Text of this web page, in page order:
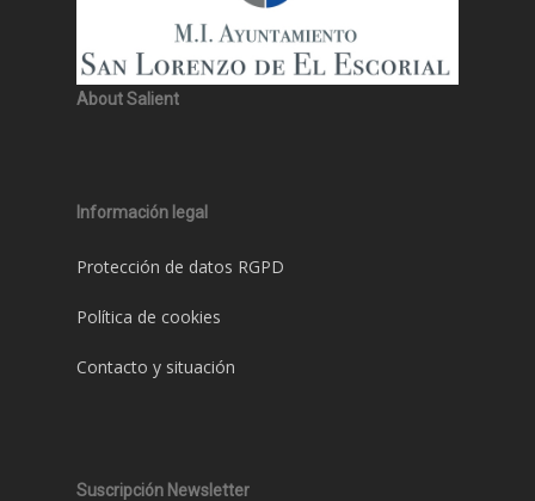
About Salient
Información legal
Protección de datos RGPD
Política de cookies
Contacto y situación
Suscripción Newsletter